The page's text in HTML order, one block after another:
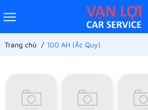
Trang chủ 100 AH (Ắc Quy)